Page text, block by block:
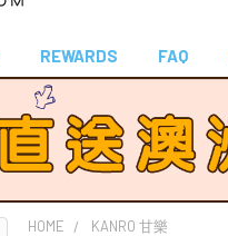
REWARDS FAQ
HOME KANRO 甘樂